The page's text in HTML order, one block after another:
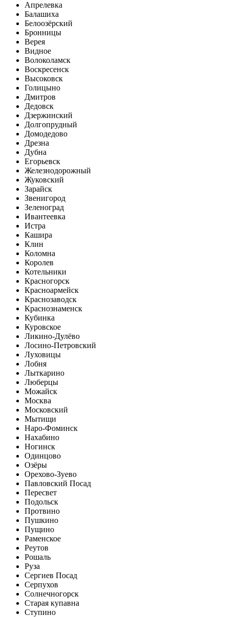
Апрелевка
Балашиха
Белоозёрский
Бронницы
Верея
Видное
Волоколамск
Воскресенск
Высоковск
Голицыно
Дмитров
Дедовск
Дзержинский
Долгопрудный
Домодедово
Дрезна
Дубна
Егорьевск
Железнодорожный
Жуковский
Зарайск
Звенигород
Зеленоград
Ивантеевка
Истра
Кашира
Клин
Коломна
Королев
Котельники
Красногорск
Красноармейск
Краснозаводск
Краснознаменск
Кубинка
Куровское
Ликино-Дулёво
Лосино-Петровский
Луховицы
Лобня
Лыткарино
Люберцы
Можайск
Москва
Московский
Мытищи
Наро-Фоминск
Нахабино
Ногинск
Одинцово
Озёры
Орехово-Зуево
Павловский Посад
Пересвет
Подольск
Протвино
Пушкино
Пущино
Раменское
Реутов
Рошаль
Руза
Сергиев Посад
Серпухов
Солнечногорск
Старая купавна
Ступино